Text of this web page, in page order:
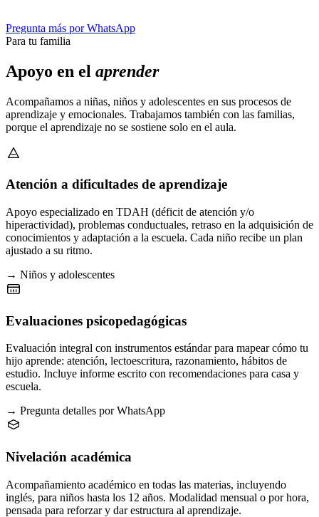
Pregunta más por WhatsApp
Para tu familia
Apoyo en el aprender
Acompañamos a niñas, niños y adolescentes en sus procesos de
aprendizaje y emocionales. Trabajamos también con las familias,
porque el aprendizaje no se sostiene solo en el aula.
Atención a dificultades de aprendizaje
Apoyo especializado en TDAH (déficit de atención y/o
hiperactividad), problemas conductuales, retraso en la adquisición de
conocimientos y adaptación a la escuela. Cada niño recibe un plan
ajustado a su ritmo.
→ Niños y adolescentes
Evaluaciones psicopedagógicas
Evaluación integral con instrumentos estándar para mapear cómo tu
hijo aprende: atención, lectoescritura, razonamiento, hábitos de
estudio. Incluye informe escrito con recomendaciones para casa y
escuela.
→ Pregunta detalles por WhatsApp
Nivelación académica
Acompañamiento académico en todas las materias, incluyendo
inglés, para niños hasta los 12 años. Modalidad mensual o por hora,
pensada para reforzar y dar estructura al aprendizaje.